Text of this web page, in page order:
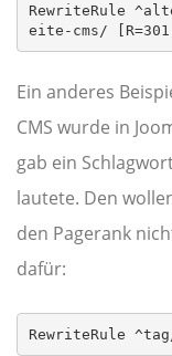
RewriteRule
eite-cms/
Ein anderes
CMS wurde in
gab ein
lautete. Den
den Pagerank
dafür:
RewriteRule